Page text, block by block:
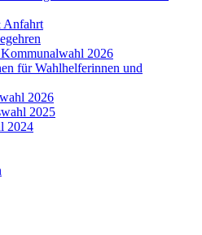
Anfahrt
2026
für Wahlhelferinnen und
2026
2025
2024